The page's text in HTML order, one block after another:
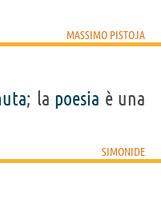
MASSIMO PISTOJA
; la poesia è una
SIMONIDE